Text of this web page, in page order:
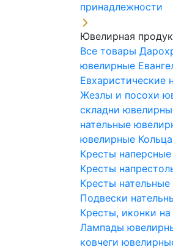
принадлежности
Ювелирная
Все товары
ювелирные
Евхаристические
Жезлы и посохи
складни
нательные
ювелирные
Кресты
Кресты
Кресты
Подвески
Кресты, иконки
Лампады
ковчеги